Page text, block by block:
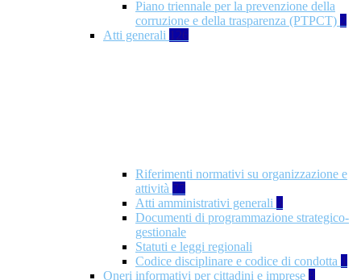
Piano triennale per la prevenzione della
corruzione e della trasparenza (PTPCT) 2
Atti generali 126
Riferimenti normativi su organizzazione e
attività 77
Atti amministrativi generali 3
Documenti di programmazione strategico-
gestionale
Statuti e leggi regionali
Codice disciplinare e codice di condotta 1
Oneri informativi per cittadini e imprese 8